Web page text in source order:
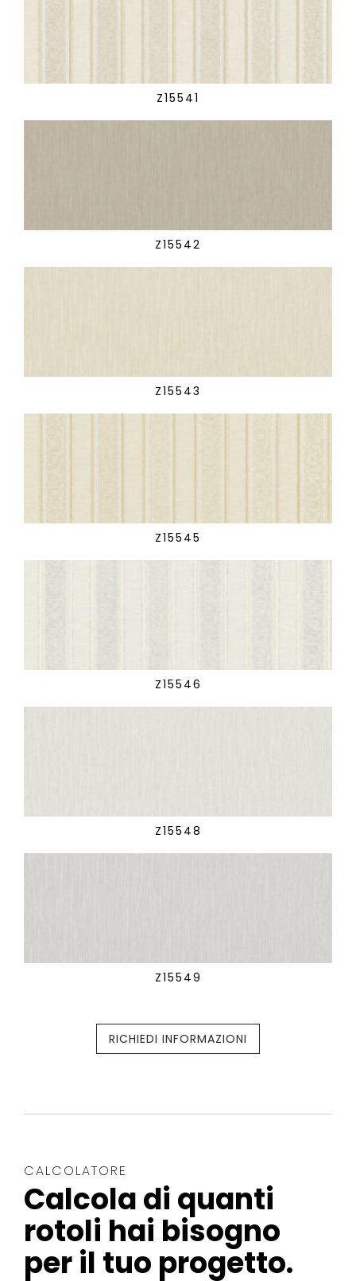
Z15541
Z15542
Z15543
Z15545
Z15546
Z15548
Z15549
RICHIEDI INFORMAZIONI
CALCOLATORE
Calcola di quanti
rotoli hai bisogno
per il tuo progetto.